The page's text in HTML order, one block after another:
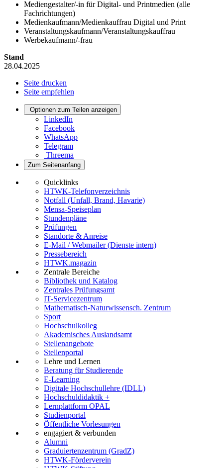
Mediengestalter/-in für Digital- und Printmedien (alle
Fachrichtungen)
Medienkaufmann/Medienkauffrau Digital und Print
Veranstaltungskaufmann/Veranstaltungskauffrau
Werbekaufmann/-frau
Stand
28.04.2025
Seite drucken
Seite empfehlen
Optionen zum Teilen anzeigen
LinkedIn
Facebook
WhatsApp
Telegram
Threema
Zum Seitenanfang
Quicklinks
HTWK-Telefonverzeichnis
Notfall (Unfall, Brand, Havarie)
Mensa-Speiseplan
Stundenpläne
Prüfungen
Standorte & Anreise
E-Mail / Webmailer (Dienste intern)
Pressebereich
HTWK.magazin
Zentrale Bereiche
Bibliothek und Katalog
Zentrales Prüfungsamt
IT-Servicezentrum
Mathematisch-Naturwissensch. Zentrum
Sport
Hochschulkolleg
Akademisches Auslandsamt
Stellenangebote
Stellenportal
Lehre und Lernen
Beratung für Studierende
E-Learning
Digitale Hochschullehre (IDLL)
Hochschuldidaktik +
Lernplattform OPAL
Studienportal
Öffentliche Vorlesungen
engagiert & verbunden
Alumni
Graduiertenzentrum (GradZ)
HTWK-Förderverein